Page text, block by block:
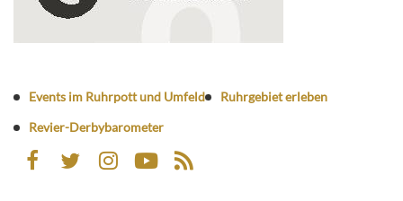
Events im Ruhrpott und Umfeld
Ruhrgebiet erleben
Revier-Derbybarometer